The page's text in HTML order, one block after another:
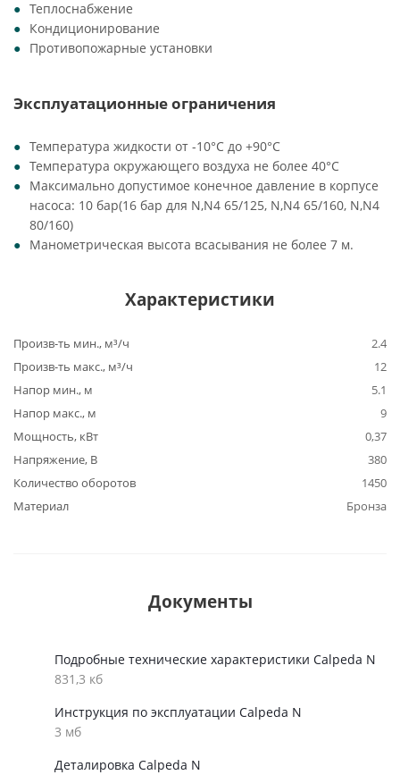
Теплоснабжение
Кондиционирование
Противопожарные установки
Эксплуатационные ограничения
Температура жидкости от -10°C до +90°C
Температура окружающего воздуха не более 40°C
Максимально допустимое конечное давление в корпусе
насоса: 10 бар(16 бар для N,N4 65/125, N,N4 65/160, N,N4
80/160)
Манометрическая высота всасывания не более 7 м.
Характеристики
Произв-ть мин., м³/ч
2.4
Произв-ть макс., м³/ч
12
Напор мин., м
5.1
Напор макс., м
9
Мощность, кВт
0,37
Напряжение, В
380
Количество оборотов
1450
Материал
Бронза
Документы
Подробные технические характеристики Calpeda N
831,3 кб
Инструкция по эксплуатации Calpeda N
3 мб
Деталировка Calpeda N